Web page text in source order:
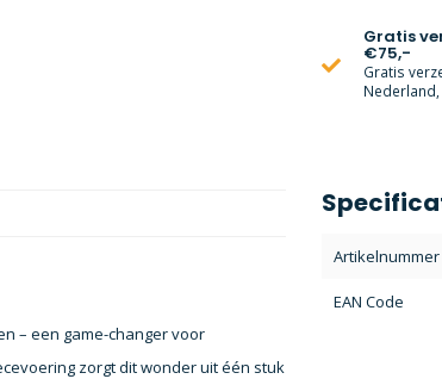
Gratis
€75,-
Gratis
– een game-changer voor
zorgt dit wonder uit één stuk
Artikelnummer
EAN Code